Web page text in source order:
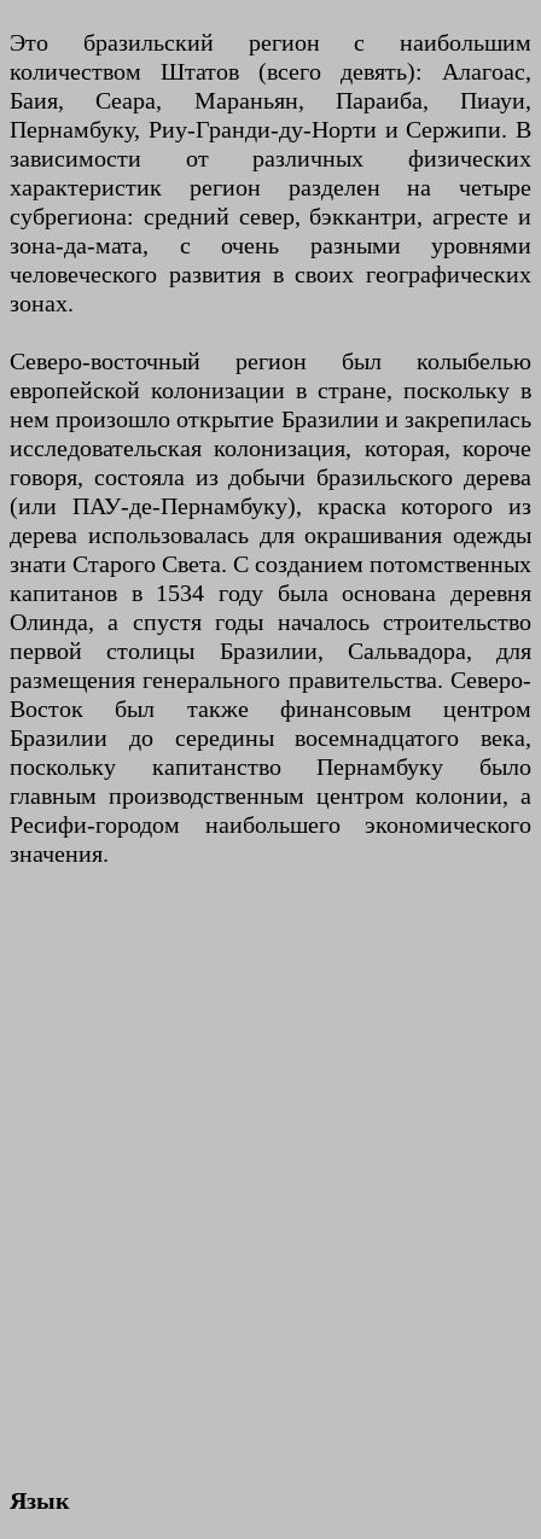
Это бразильский регион с наибольшим
количеством Штатов (всего девять): Алагоас,
Баия, Сеара, Мараньян, Параиба, Пиауи,
Пернамбуку, Риу-Гранди-ду-Норти и Сержипи. В
зависимости от различных физических
характеристик регион разделен на четыре
субрегиона: средний север, бэккантри, агресте и
зона-да-мата, с очень разными уровнями
человеческого развития в своих географических
зонах.
Северо-восточный регион был колыбелью
европейской колонизации в стране, поскольку в
нем произошло открытие Бразилии и закрепилась
исследовательская колонизация, которая, короче
говоря, состояла из добычи бразильского дерева
(или ПАУ-де-Пернамбуку), краска которого из
дерева использовалась для окрашивания одежды
знати Старого Света. С созданием потомственных
капитанов в 1534 году была основана деревня
Олинда, а спустя годы началось строительство
первой столицы Бразилии, Сальвадора, для
размещения генерального правительства. Северо-
Восток был также финансовым центром
Бразилии до середины восемнадцатого века,
поскольку капитанство Пернамбуку было
главным производственным центром колонии, а
Ресифи-городом наибольшего экономического
значения.
Язык